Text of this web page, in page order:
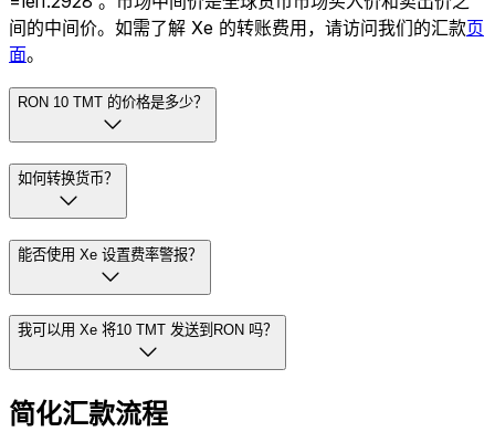
间的中间价。如需了解 Xe 的转账费用，请访问我们的汇款页
面。
RON 10 TMT 的价格是多少？
如何转换货币？
能否使用 Xe 设置费率警报？
我可以用 Xe 将10 TMT 发送到RON 吗？
简化汇款流程